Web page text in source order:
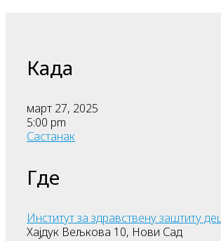
Када
март 27, 2025
5:00 pm
Састанак
Где
Институт за здравствену заштиту
Хајдук Вељкова 10, Нови Сад